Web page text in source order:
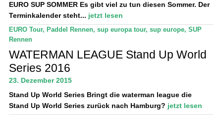
EURO SUP SOMMEREs gibt viel zu tun diesen Sommer. Der
Terminkalender steht... jetzt lesen
EURO Tour, Paddel Rennen, sup europa tour, sup europe, SUP
Rennen
WATERMAN LEAGUE Stand Up World
Series 2016
23. Dezember 2015
Stand Up World SeriesBringt die waterman league die
Stand Up World Series zurück nach Hamburg? jetzt lesen